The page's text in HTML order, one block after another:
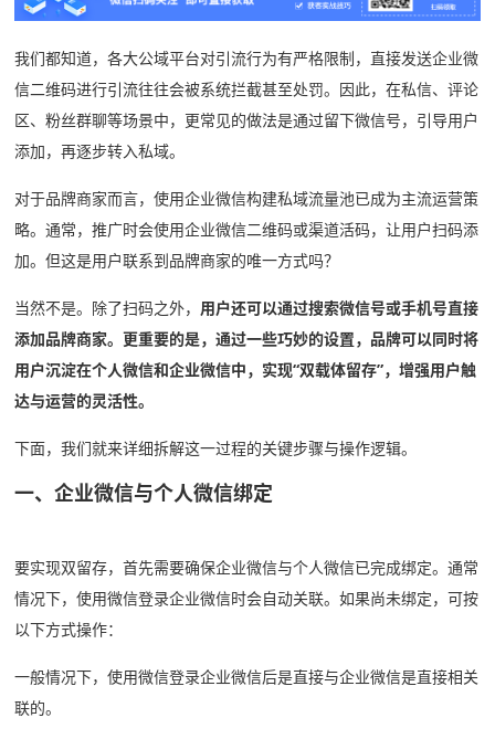
识
我们都知道，各大公域平台对引流行为有严格限制，直接发送企业微
信二维码进行引流往往会被系统拦截甚至处罚。因此，在私信、评论
区、粉丝群聊等场景中，更常见的做法是通过留下微信号，引导用户
添加，再逐步转入私域。
对于品牌商家而言，使用企业微信构建私域流量池已成为主流运营策
略。通常，推广时会使用企业微信二维码或渠道活码，让用户扫码添
加。但这是用户联系到品牌商家的唯一方式吗？
当然不是。除了扫码之外， 用户还可以通过搜索微信号或手机号直接
添加品牌商家。更重要的是，通过一些巧妙的设置，品牌可以同时将
用户沉淀在个人微信和企业微信中，实现“双载体留存”，增强用户触
达与运营的灵活性。
下面，我们就来详细拆解这一过程的关键步骤与操作逻辑。
一、企业微信与个人微信绑定
要实现双留存，首先需要确保企业微信与个人微信已完成绑定。通常
情况下，使用微信登录企业微信时会自动关联。如果尚未绑定，可按
以下方式操作：
一般情况下，使用微信登录企业微信后是直接与企业微信是直接相关
联的。